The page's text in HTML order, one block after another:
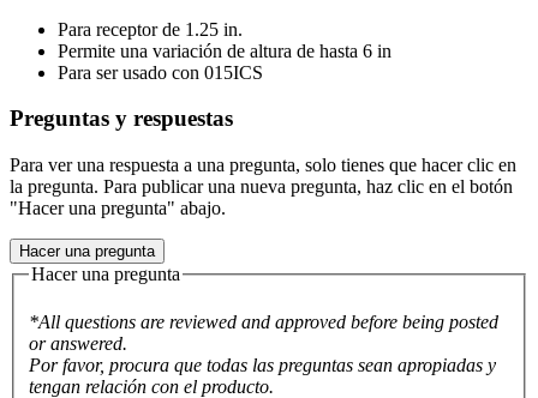
Para receptor de 1.25 in.
Permite una variación de altura de hasta 6 in
Para ser usado con 015ICS
Preguntas y respuestas
Para ver una respuesta a una pregunta, solo tienes que hacer clic en
la pregunta. Para publicar una nueva pregunta, haz clic en el botón
"Hacer una pregunta" abajo.
Hacer una pregunta
Hacer una pregunta
*All questions are reviewed and approved before being posted
or answered.
Por favor, procura que todas las preguntas sean apropiadas y
tengan relación con el producto.